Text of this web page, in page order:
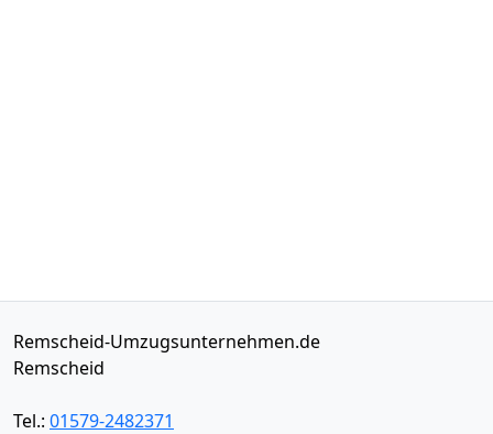
Remscheid-Umzugsunternehmen.de
Remscheid
Tel.: 01579-2482371